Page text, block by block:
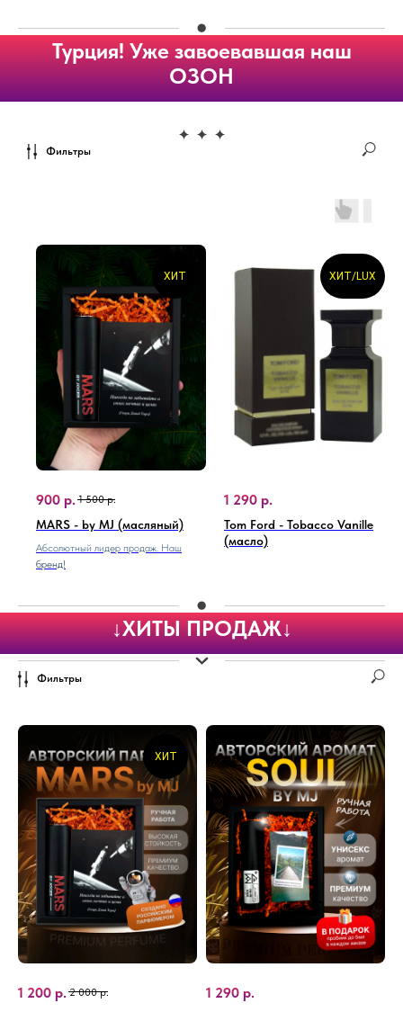
Турция! Уже завоевавшая наш
ОЗОН
Фильтры
ХИТ
900 р. 1 500 р.
MARS - by MJ (масляный)
Абсолютный лидер продаж. Наш
бренд!
ХИТ/LUX
1 290 р.
Tom Ford - Tobacco Vanille
(масло)
↓ХИТЫ ПРОДАЖ↓
Фильтры
ХИТ
1 200 р. 2 000 р. 1 290 р.